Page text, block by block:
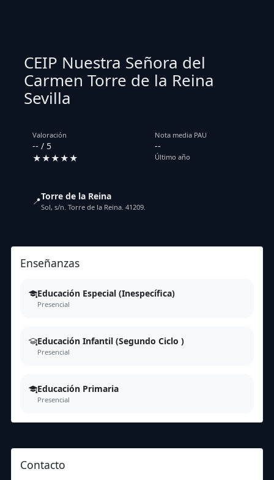
CEIP Nuestra Señora del
Carmen Torre de la Reina
Sevilla
Valoración
-- / 5
★★★★★
Nota media PAU
--
Último año
📍Torre de la Reina
Sol, s/n. Torre de la Reina. 41209.
Enseñanzas
Educación Especial (Inespecífica)
Presencial
Educación Infantil (Segundo Ciclo )
Presencial
Educación Primaria
Presencial
Contacto